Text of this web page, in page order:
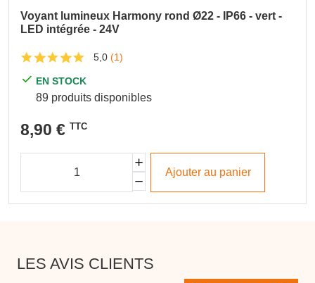
Voyant lumineux Harmony rond Ø22 - IP66 - vert -
LED intégrée - 24V
5,0 (1)
EN STOCK
89 produits disponibles
8,90 € TTC
Ajouter au panier
LES AVIS CLIENTS